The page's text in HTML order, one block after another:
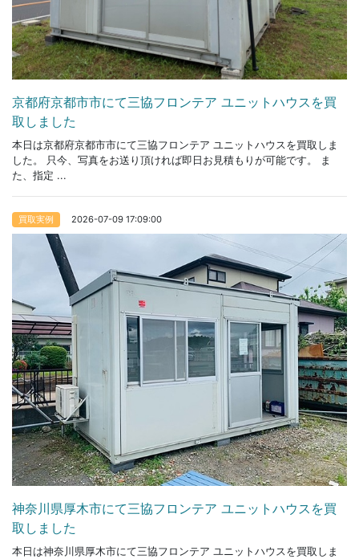
京都府京都市市にて三協フロンテア ユニットハウスを買
取しました
本日は京都府京都市市にて三協フロンテア ユニットハウスを買取しま
した。 只今、写真をお送り頂ければ即日お見積もりが可能です。 ま
た、指定 ...
買取実例 2026-07-09 17:09:00
神奈川県厚木市にて三協フロンテア ユニットハウスを買
取しました
本日は神奈川県厚木市にて三協フロンテア ユニットハウスを買取しま